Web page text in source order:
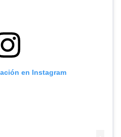
en Instagram